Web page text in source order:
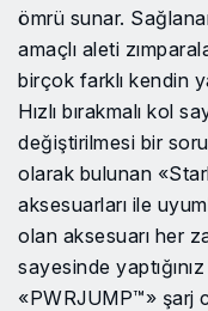
ömrü sunar.
amaçlı aleti
birçok farklı kendin
Hızlı bırakmalı kol
değiştirilmesi bir
olarak bulunan
aksesuarları ile
olan aksesuarı her
sayesinde
«PWRJUMP™» şarj